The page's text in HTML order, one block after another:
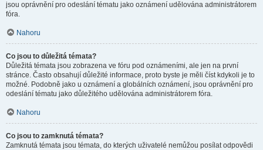
jsou oprávnění pro odeslání tématu jako oznámení udělována administrátorem
fóra.
Nahoru
Co jsou to důležitá témata?
Důležitá témata jsou zobrazena ve fóru pod oznámeními, ale jen na první
stránce. Často obsahují důležité informace, proto byste je měli číst kdykoli je to
možné. Podobně jako u oznámení a globálních oznámení, jsou oprávnění pro
odeslání tématu jako důležitého udělována administrátorem fóra.
Nahoru
Co jsou to zamknutá témata?
Zamknutá témata jsou témata, do kterých uživatelé nemůžou posílat odpovědi